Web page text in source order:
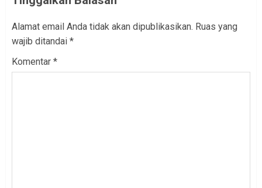
Alamat email Anda tidak akan dipublikasikan. Ruas yang
wajib ditandai *
Komentar *